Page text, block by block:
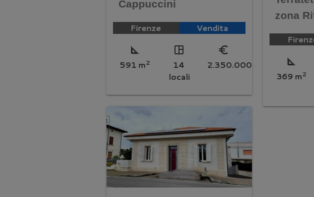
Cappuccini
Firenze Vendita
square_foot
591 m2
space_dashboard
14
locali
euro_symbol
2.350.000
zona
square_foot
369 m2